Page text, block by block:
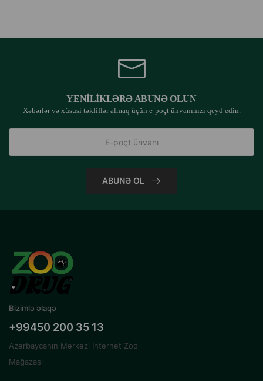
YENILIKLƏRƏ ABUNƏ OLUN
Xəbərlər və xüsusi təkliflər almaq üçün e-poçt ünvanınızı qeyd edin.
ABUNƏ OL
Bizimlə əlaqə
+99450 200 35 13
Azərbaycanın Mərkəzi İnternet Zoo
Mağazası